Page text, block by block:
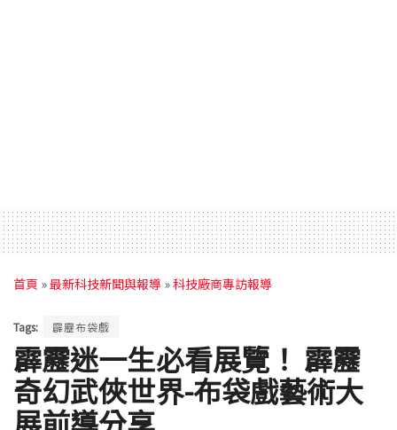
首頁 »最新科技新聞與報導 »科技廠商專訪報導
Tags: 霹靂布袋戲
霹靂迷一生必看展覽！ 霹靂
奇幻武俠世界-布袋戲藝術大
展前導分享